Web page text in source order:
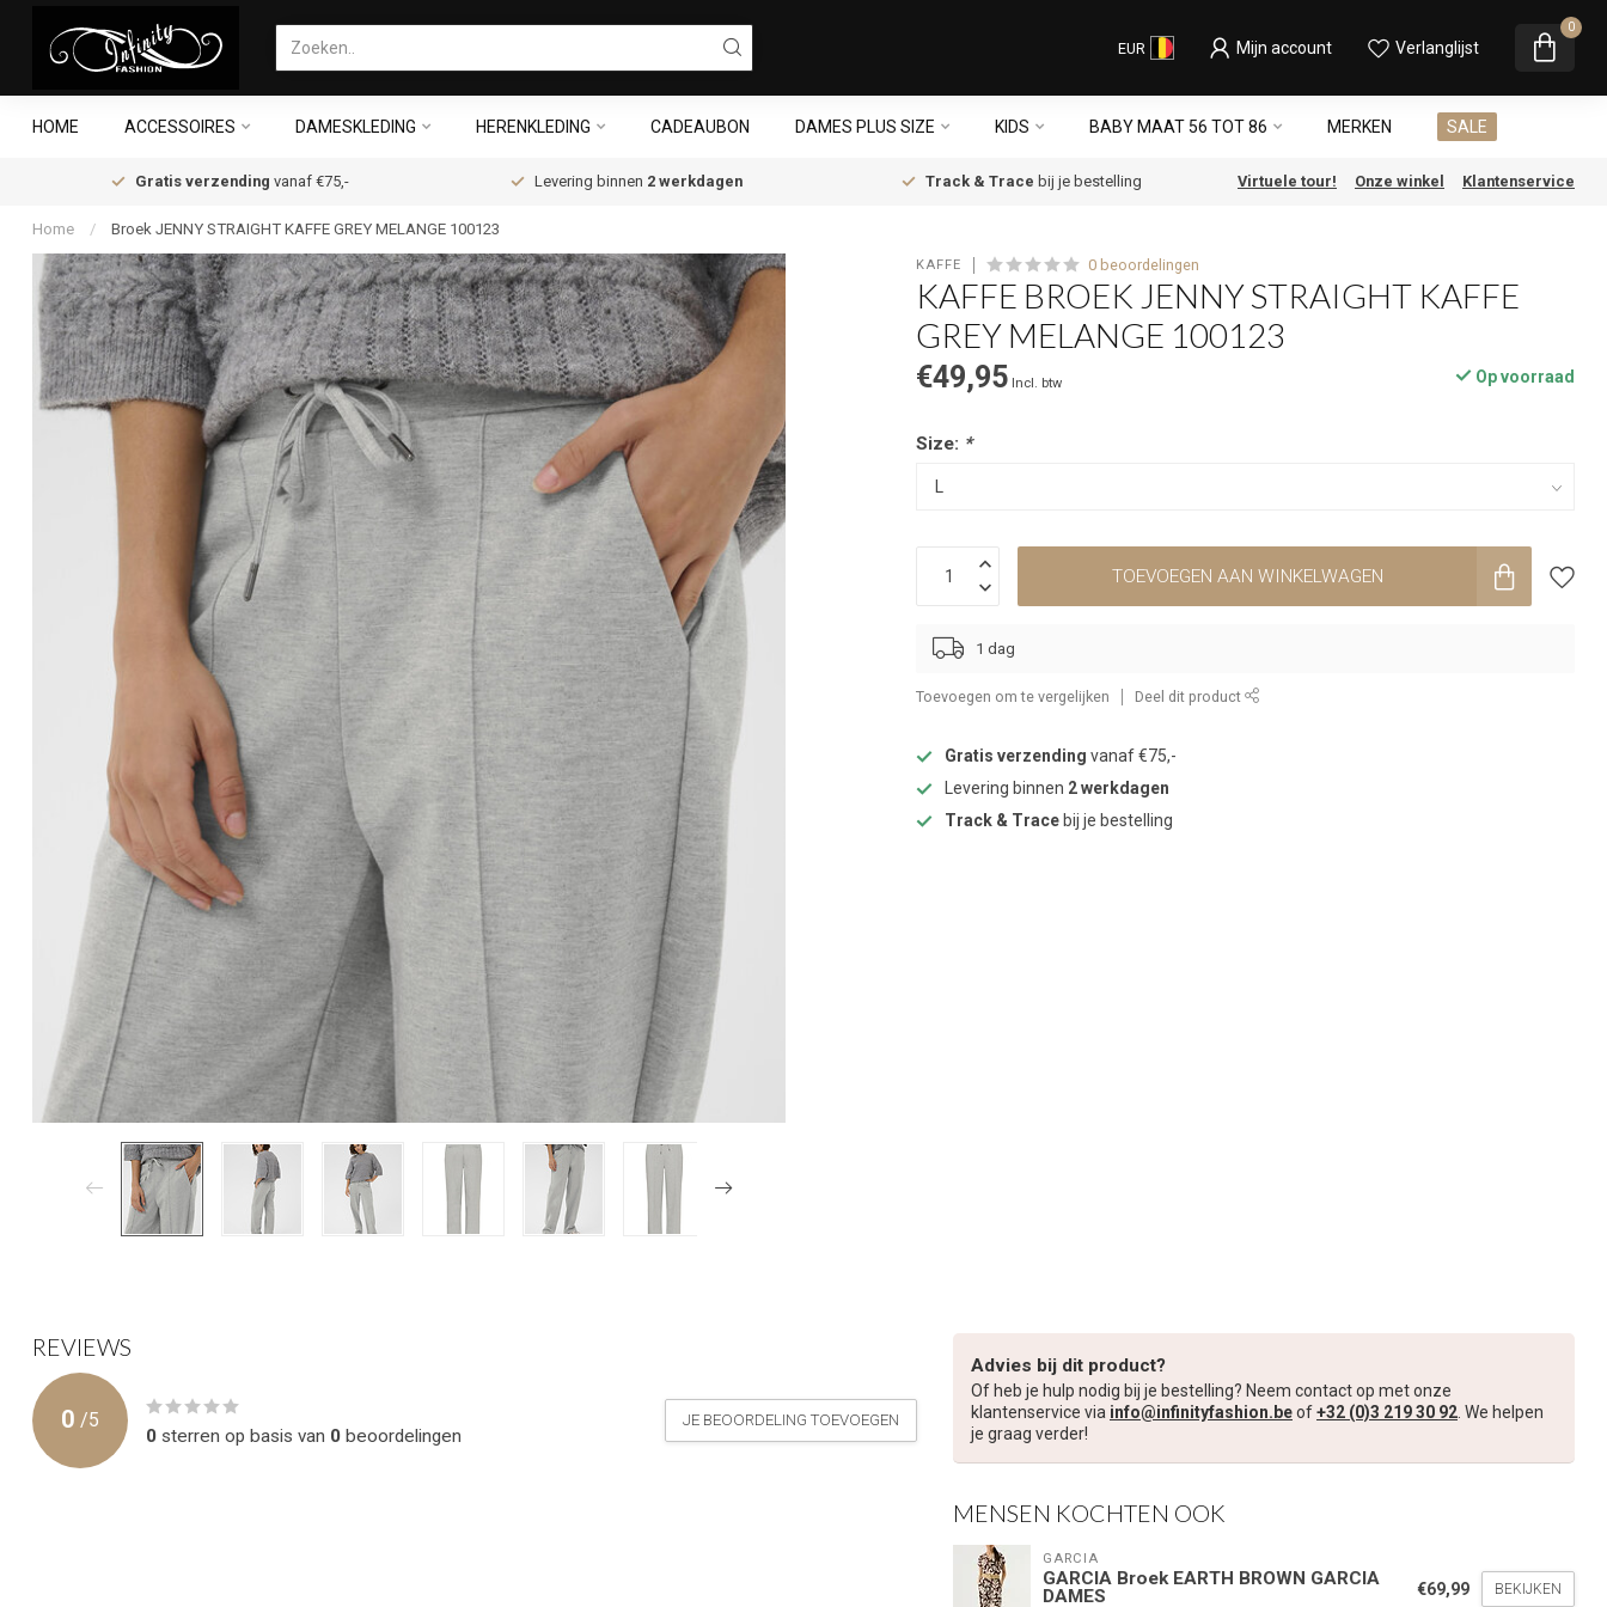
EUR Mijn account Verlanglijst
0
HOME ACCESSOIRES DAMESKLEDING HERENKLEDING CADEAUBON DAMES PLUS SIZE KIDS BABY MAAT 56 TOT 86 MERKEN SALE
Gratis verzending vanaf €75,- Levering binnen 2 werkdagen Track & Trace bij je bestelling Virtuele tour! Onze winkel Klantenservice
Home / Broek JENNY STRAIGHT KAFFE GREY MELANGE 100123
KAFFE 0 beoordelingen
KAFFE BROEK JENNY STRAIGHT KAFFE
GREY MELANGE 100123
€49,95 Incl. btw Op voorraad
Size: *
TOEVOEGEN AAN WINKELWAGEN
1 dag
Toevoegen om te vergelijken Deel dit product
Gratis verzending vanaf €75,-
Levering binnen 2 werkdagen
Track & Trace bij je bestelling
REVIEWS
0 /5
0 sterren op basis van 0 beoordelingen
JE BEOORDELING TOEVOEGEN
Advies bij dit product?
Of heb je hulp nodig bij je bestelling? Neem contact op met onze
klantenservice via info@infinityfashion.beof+32 (0)3 219 30 92 . We helpen
je graag verder!
MENSEN KOCHTEN OOK
GARCIA
GARCIA Broek EARTH BROWN GARCIA
DAMES
€69,99 BEKIJKEN